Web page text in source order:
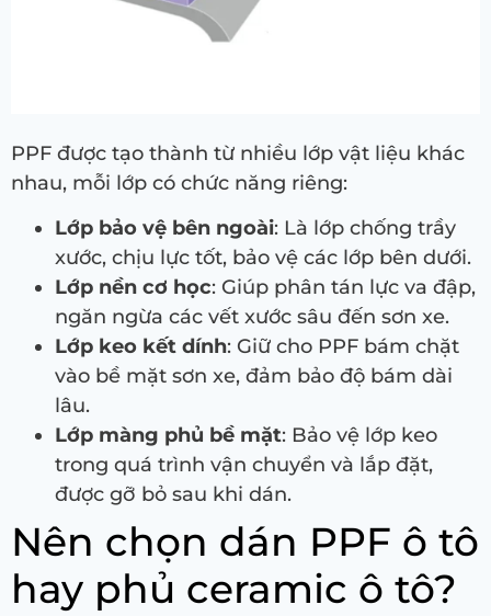
PPF được tạo thành từ nhiều lớp vật liệu khác
nhau, mỗi lớp có chức năng riêng:
Lớp bảo vệ bên ngoài: Là lớp chống trầy
xước, chịu lực tốt, bảo vệ các lớp bên dưới.
Lớp nền cơ học: Giúp phân tán lực va đập,
ngăn ngừa các vết xước sâu đến sơn xe.
Lớp keo kết dính: Giữ cho PPF bám chặt
vào bề mặt sơn xe, đảm bảo độ bám dài
lâu.
Lớp màng phủ bề mặt: Bảo vệ lớp keo
trong quá trình vận chuyển và lắp đặt,
được gỡ bỏ sau khi dán.
Nên chọn dán PPF ô tô
hay phủ ceramic ô tô?